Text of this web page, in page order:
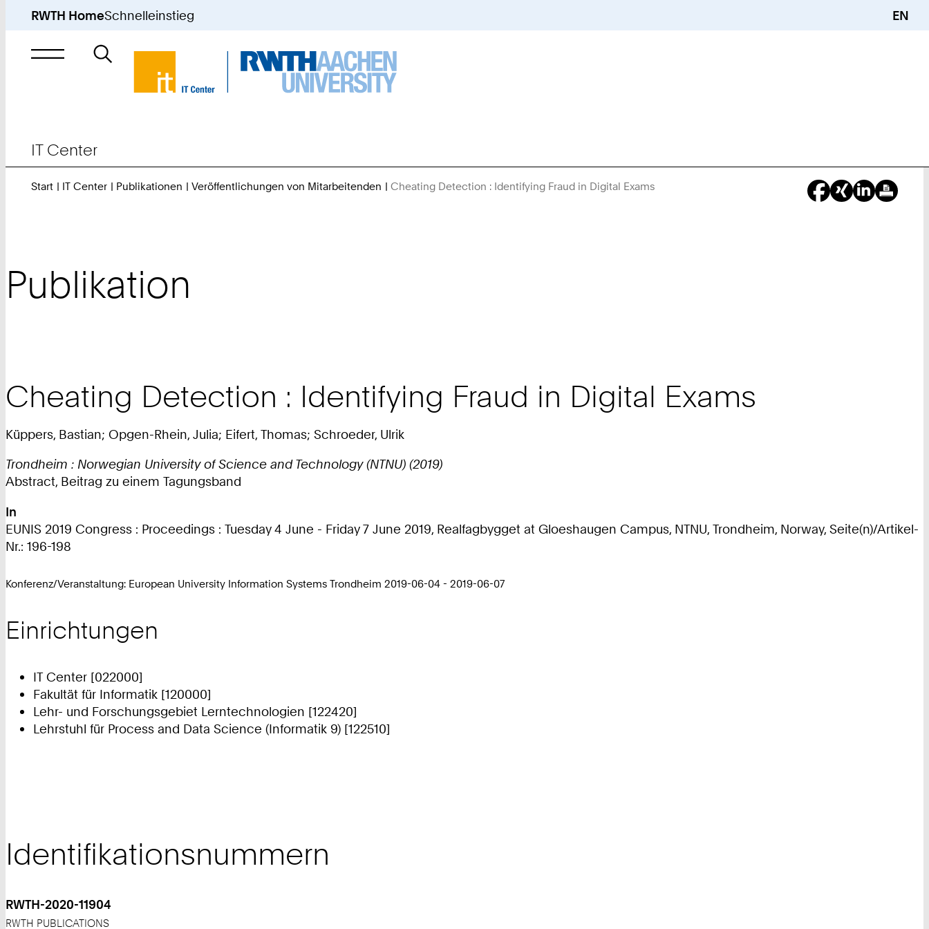
RWTH HomeSchnelleinstieg EN
Suche
nach
IT Center
Start IT Center Publikationen Veröffentlichungen von Mitarbeitenden Cheating Detection : Identifying Fraud in Digital Exams
Publikation
Cheating Detection : Identifying Fraud in Digital Exams
Küppers, Bastian; Opgen-Rhein, Julia; Eifert, Thomas; Schroeder, Ulrik
Trondheim : Norwegian University of Science and Technology (NTNU) (2019)
Abstract, Beitrag zu einem Tagungsband
In
EUNIS 2019 Congress : Proceedings : Tuesday 4 June - Friday 7 June 2019, Realfagbygget at Gloeshaugen Campus, NTNU, Trondheim, Norway, Seite(n)/Artikel-
Nr.: 196-198
Konferenz/Veranstaltung: European University Information Systems Trondheim 2019-06-04 - 2019-06-07
Einrichtungen
IT Center [022000]
Fakultät für Informatik [120000]
Lehr- und Forschungsgebiet Lerntechnologien [122420]
Lehrstuhl für Process and Data Science (Informatik 9) [122510]
Identifikationsnummern
RWTH-2020-11904
RWTH PUBLICATIONS